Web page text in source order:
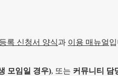
록 신청서 양식과 이용 매뉴얼
모임일 경우), 또는 커뮤니티 담